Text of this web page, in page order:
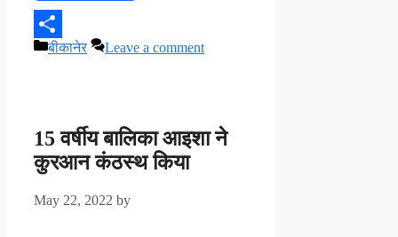
Share
Categories
बीकानेर Leave a comment
15 वर्षीय बालिका आइशा ने
कुरआन कंठस्थ किया
May 22, 2022 by